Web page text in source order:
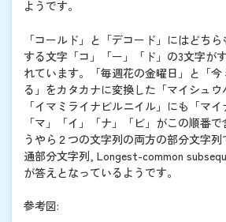
ようです。
「コールド」と「デコード」にはどち
する文字「コ」「ー」「ド」の3文字が
れています。「毎週花の金曜日」と「
る」をカタカナに変換した「マイシュウ
「イマミライナビルニイル」にも「マ
「マ」「イ」「ナ」「ビ」がこの順番
うやら２つの文字列の両方の部分文字
通部分文字列, Longest-common
が答えとなっているようです。
参考図: